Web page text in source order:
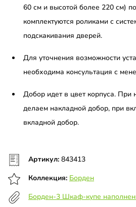
60 см и высотой более 220 см)
комплектуются роликами с
подскакивания дверей.
Для уточнения возможности
необходима консультация с
Добор идет в цвет корпуса. При
делаем накладной добор, при
вкладной добор.
Артикул: 843413
Коллекция: Борден
Борден-3 Шкаф-купе